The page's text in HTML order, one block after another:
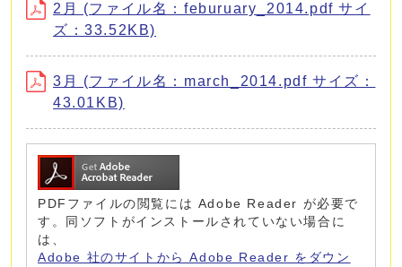
2月 (ファイル名：feburuary_2014.pdf サイ
ズ：33.52KB)
3月 (ファイル名：march_2014.pdf サイズ：
43.01KB)
PDFファイルの閲覧には Adobe Reader が必要で
す。同ソフトがインストールされていない場合に
は、
Adobe 社のサイトから Adobe Reader をダウン